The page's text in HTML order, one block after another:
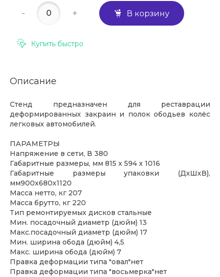
- + В корзину
Купить быстро
Описание
Стенд предназначен для реставрации
деформированных закраин и полок ободьев колёс
легковых автомобилей.
ПАРАМЕТРЫ
Напряжение в сети, В 380
Габаритные размеры, мм 815 х 594 х 1016
Габаритные размеры упаковки (ДхШхВ),
мм900х680х1120
Масса нетто, кг 207
Масса брутто, кг 220
Тип ремонтируемых дисков стальные
Мин. посадочный диаметр (дюйм) 13
Макс.посадочный диаметр (дюйм) 17
Мин. ширина обода (дюйм) 4,5
Макс. ширина обода (дюйм) 7
Правка деформации типа "овал"нет
Правка деформации типа "восьмерка"нет